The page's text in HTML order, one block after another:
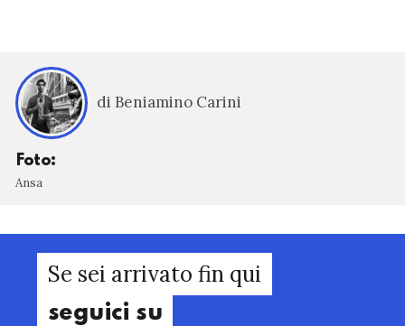
di Beniamino Carini
Foto:
Ansa
Se sei arrivato fin qui
seguici su